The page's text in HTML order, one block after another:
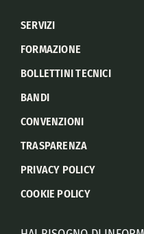
SERVIZI
FORMAZIONE
BOLLETTINI TECNICI
BANDI
CONVENZIONI
TRASPARENZA
PRIVACY POLICY
COOKIE POLICY